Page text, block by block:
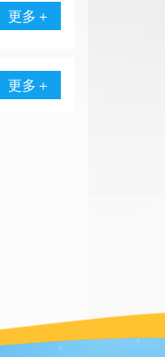
更多＋
更多＋